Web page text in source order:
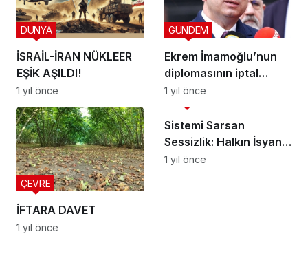
İSRAİL-İRAN NÜKLEER
EŞİK AŞILDI!
DÜNYA
1 yıl önce
Ekrem İmamoğlu’nun
diplomasının iptal
edilmesi sonrası süreç
nasıl işleyecek?
GÜNDEM
1 yıl önce
İFTARA DAVET
ÇEVRE
1 yıl önce
Sistemi Sarsan
Sessizlik: Halkın İsyanı
Geri Sayımda
SİYASET
1 yıl önce